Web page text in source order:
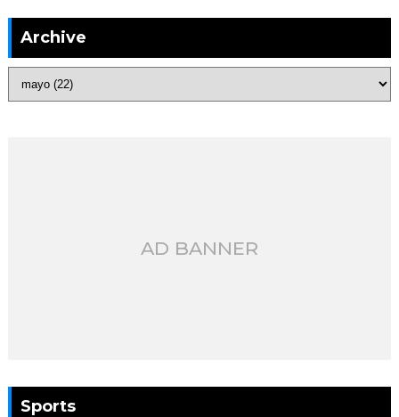
Archive
AD BANNER
Sports